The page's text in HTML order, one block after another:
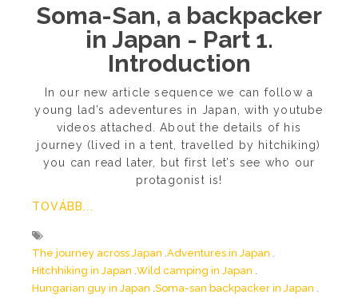
Soma-San, a backpacker
in Japan - Part 1.
Introduction
In our new article sequence we can follow a
young lad’s adeventures in Japan, with youtube
videos attached. About the details of his
journey (lived in a tent, travelled by hitchiking)
you can read later, but first let’s see who our
protagonist is!
TOVÁBB...
The journey across Japan Adventures in Japan
Hitchhiking in Japan Wild camping in Japan
Hungarian guy in Japan Soma-san backpacker in Japan